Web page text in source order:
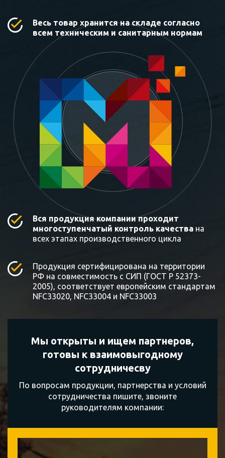
Весь товар хранится на складе согласно
всем техническим и санитарным нормам
Вся продукция компании проходит
многоступенчатый контроль качества на
всех этапах производственного цикла
Продукция сертифицирована на территории
РФ на совместимость с СИП (ГОСТ Р 52373-
2005), соответствует европейским стандартам
NFC33020, NFC33004 и NFC33003
Мы открыты и ищем партнеров,
готовы квзаимовыгодному
сотрудничесву
По вопросам продукции, партнерства и условий
сотрудничества пишите, звоните
руководителям компании: